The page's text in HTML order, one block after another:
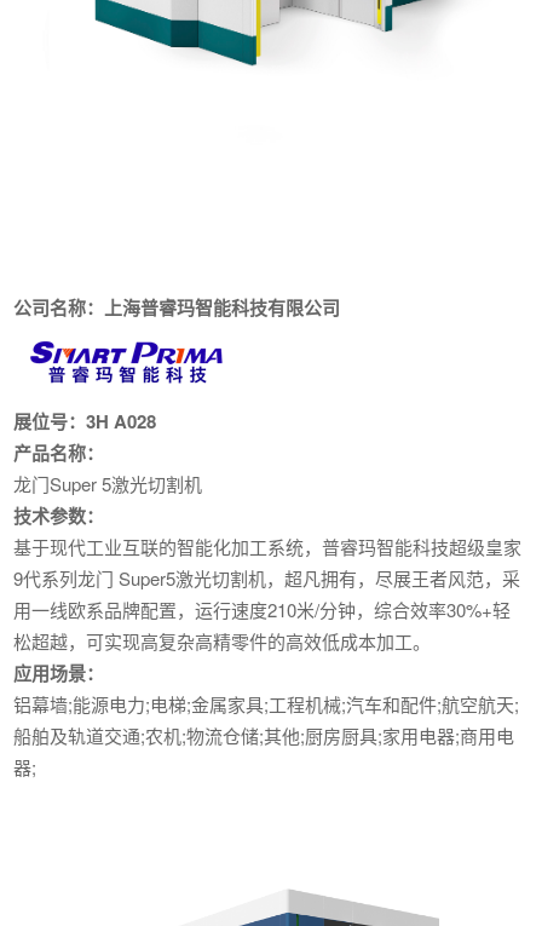
公司名称：上海普睿玛智能科技有限公司
展位号：3H A028
产品名称：
龙门Super 5激光切割机
技术参数：
基于现代工业互联的智能化加工系统，普睿玛智能科技超级皇家
9代系列龙门 Super5激光切割机，超凡拥有，尽展王者风范，采
用一线欧系品牌配置，运行速度210米/分钟，综合效率30%+轻
松超越，可实现高复杂高精零件的高效低成本加工。
应用场景：
铝幕墙;能源电力;电梯;金属家具;工程机械;汽车和配件;航空航天;
船舶及轨道交通;农机;物流仓储;其他;厨房厨具;家用电器;商用电
器;